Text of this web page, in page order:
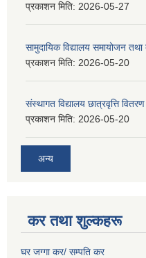
प्रकाशन मिति: 2026-05-27
सामुदायिक विद्यालय समायोजन तथा
प्रकाशन मिति: 2026-05-20
संस्थागत विद्यालय छात्रवृत्ति
प्रकाशन मिति: 2026-05-20
अन्य
कर तथा शुल्कहरू
घर जग्गा कर/ सम्पति कर